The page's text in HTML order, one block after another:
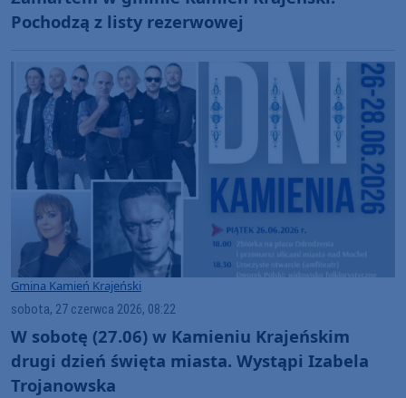
Pochodzą z listy rezerwowej
Gmina Kamień Krajeński
sobota, 27 czerwca 2026, 08:22
W sobotę (27.06) w Kamieniu Krajeńskim
drugi dzień święta miasta. Wystąpi Izabela
Trojanowska